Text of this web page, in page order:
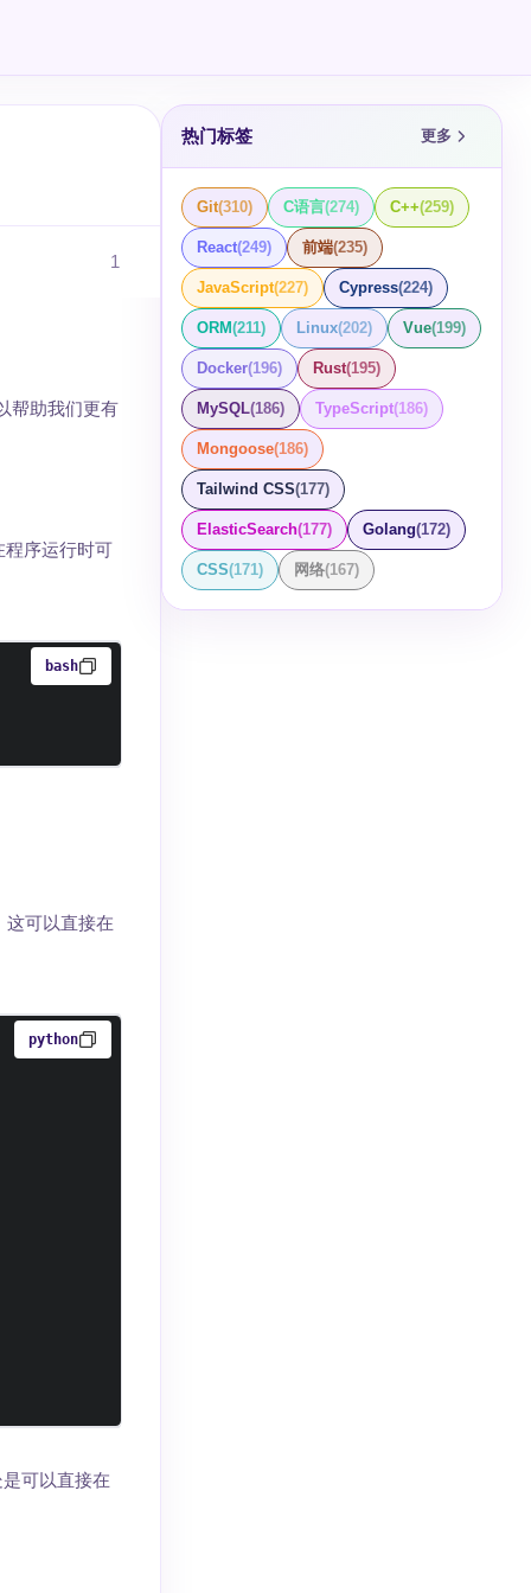
1
帮助我们更有
程序运行时可
bash
这可以直接在
python
可以直接在
热门标签 更多
Git(310) C语言(274) C++(259)
React(249) 前端(235)
JavaScript(227) Cypress(224)
ORM(211) Linux(202) Vue(199)
Docker(196) Rust(195)
MySQL(186) TypeScript(186)
Mongoose(186)
Tailwind CSS(177)
ElasticSearch(177) Golang(172)
CSS(171) 网络(167)